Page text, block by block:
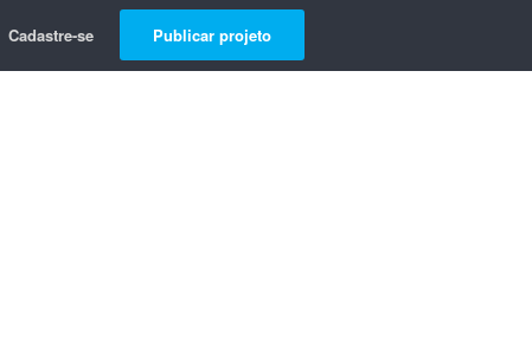
Cadastre-se Publicar projeto